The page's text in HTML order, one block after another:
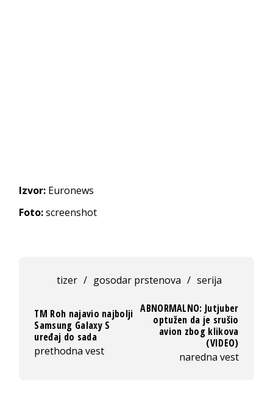
Izvor: Euronews
Foto:screenshot
tizer / gosodar prstenova / serija
TM Roh najavio najbolji
Samsung Galaxy S
uređaj do sada
prethodna vest
ABNORMALNO: Jutjuber
optužen da je srušio
avion zbog klikova
(VIDEO)
naredna vest